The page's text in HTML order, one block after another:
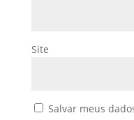
Site
Salvar meus